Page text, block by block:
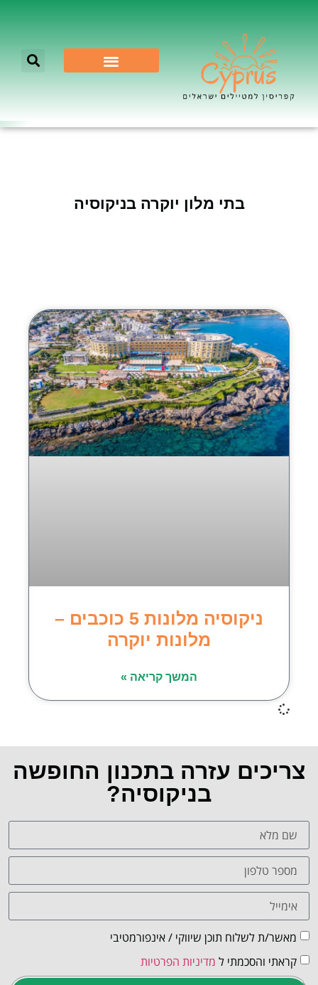
בתי מלון יוקרה בניקוסיה
ניקוסיה מלונות 5 כוכבים –
מלונות יוקרה
המשך קריאה »
צריכים עזרה בתכנון החופשה
בניקוסיה?
מאשר/ת לשלוח תוכן שיווקי / אינפורמטיבי
קראתי והסכמתי ל מדיניות הפרטיות